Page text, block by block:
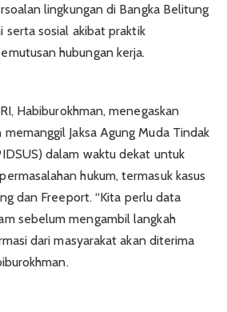
lingkungan di Bangka Belitung
serta sosial akibat praktik
hubungan kerja.
Habiburokhman, menegaskan
Jaksa Agung Muda Tindak
dalam waktu dekat untuk
hukum, termasuk kasus
dan Freeport. “Kita perlu data
sebelum mengambil langkah
dari masyarakat akan diterima